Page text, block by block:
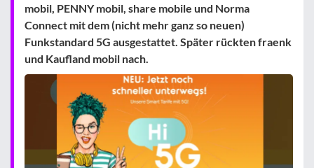
mobil, PENNY mobil, share mobile und Norma
Connect mit dem (nicht mehr ganz so neuen)
Funkstandard 5G ausgestattet. Später rückten fraenk
und Kaufland mobil nach.